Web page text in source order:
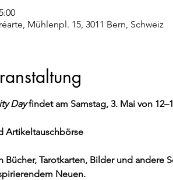
Mühlenpl. 15, 3011 Bern, Schweiz
Day findet am Samstag, 3. Mai von
Artikeltauschbörse
Bücher, Tarotkarten, Bilder und andere
Neuen.